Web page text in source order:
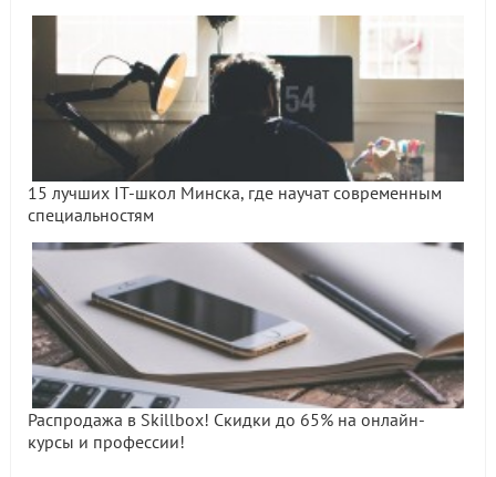
15 лучших IT-школ Минска, где научат современным
специальностям
Распродажа в Skillbox! Скидки до 65% на онлайн-
курсы и профессии!